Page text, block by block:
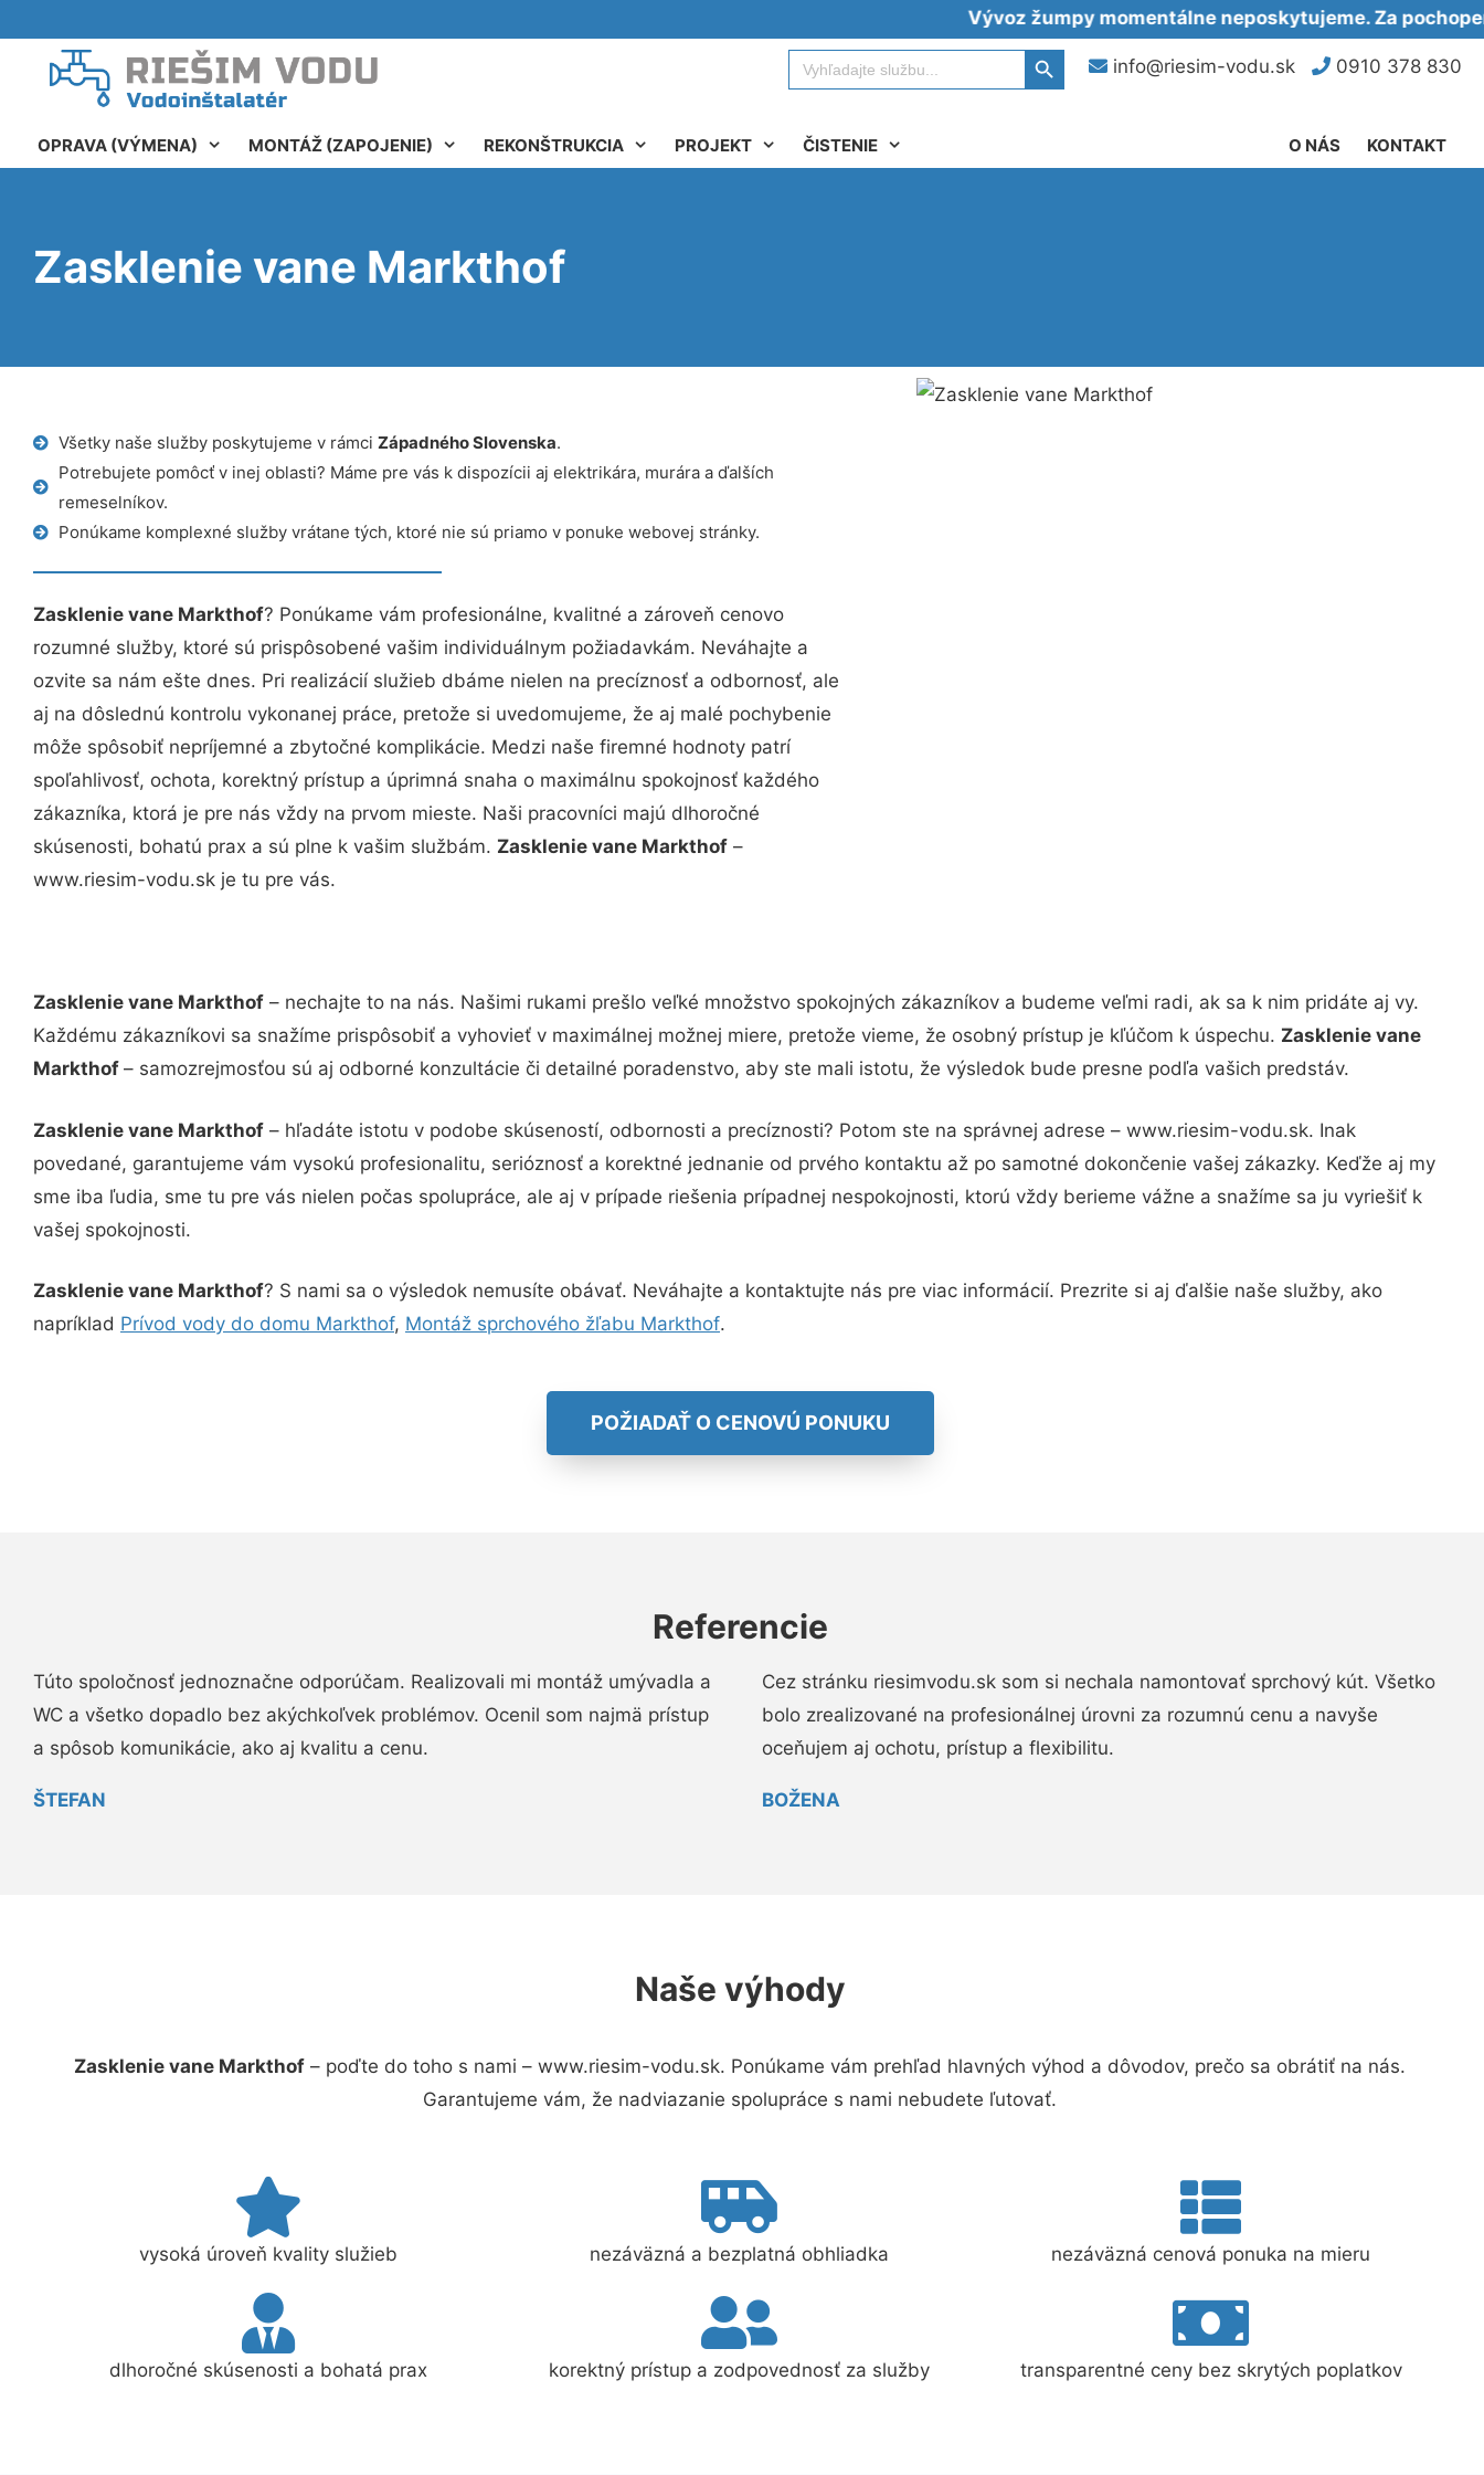
Vývoz žumpy momentálne neposkytujeme. Za pochopenie
info@riesim-vodu.sk 0910 378 830
Search
for:
Search Button
OPRAVA (VÝMENA) MONTÁŽ (ZAPOJENIE) REKONŠTRUKCIA PROJEKT ČISTENIE KONTAKT
O NÁS
Zasklenie vane Markthof
Všetky naše služby poskytujeme v rámci Západného Slovenska.
Potrebujete pomôcť v inej oblasti? Máme pre vás k dispozícii aj elektrikára, murára a ďalších
remeselníkov.
Ponúkame komplexné služby vrátane tých, ktoré nie sú priamo v ponuke webovej stránky.
Zasklenie vane Markthof? Ponúkame vám profesionálne, kvalitné a zároveň cenovo
rozumné služby, ktoré sú prispôsobené vašim individuálnym požiadavkám. Neváhajte a
ozvite sa nám ešte dnes. Pri realizácií služieb dbáme nielen na precíznosť a odbornosť, ale
aj na dôslednú kontrolu vykonanej práce, pretože si uvedomujeme, že aj malé pochybenie
môže spôsobiť nepríjemné a zbytočné komplikácie. Medzi naše firemné hodnoty patrí
spoľahlivosť, ochota, korektný prístup a úprimná snaha o maximálnu spokojnosť každého
zákazníka, ktorá je pre nás vždy na prvom mieste. Naši pracovníci majú dlhoročné
skúsenosti, bohatú prax a sú plne k vašim službám. Zasklenie vane Markthof –
www.riesim-vodu.sk je tu pre vás.
Zasklenie vane Markthof – nechajte to na nás. Našimi rukami prešlo veľké množstvo spokojných zákazníkov a budeme veľmi radi, ak sa k nim pridáte aj vy.
Každému zákazníkovi sa snažíme prispôsobiť a vyhovieť v maximálnej možnej miere, pretože vieme, že osobný prístup je kľúčom k úspechu. Zasklenie vane
Markthof – samozrejmosťou sú aj odborné konzultácie či detailné poradenstvo, aby ste mali istotu, že výsledok bude presne podľa vašich predstáv.
Zasklenie vane Markthof – hľadáte istotu v podobe skúseností, odbornosti a precíznosti? Potom ste na správnej adrese – www.riesim-vodu.sk. Inak
povedané, garantujeme vám vysokú profesionalitu, serióznosť a korektné jednanie od prvého kontaktu až po samotné dokončenie vašej zákazky. Keďže aj my
sme iba ľudia, sme tu pre vás nielen počas spolupráce, ale aj v prípade riešenia prípadnej nespokojnosti, ktorú vždy berieme vážne a snažíme sa ju vyriešiť k
vašej spokojnosti.
Zasklenie vane Markthof? S nami sa o výsledok nemusíte obávať. Neváhajte a kontaktujte nás pre viac informácií. Prezrite si aj ďalšie naše služby, ako
napríklad Prívod vody do domu Markthof, Montáž sprchového žľabu Markthof.
POŽIADAŤ O CENOVÚ PONUKU
Referencie
Túto spoločnosť jednoznačne odporúčam. Realizovali mi montáž umývadla a
WC a všetko dopadlo bez akýchkoľvek problémov. Ocenil som najmä prístup
a spôsob komunikácie, ako aj kvalitu a cenu.
ŠTEFAN
Cez stránku riesimvodu.sk som si nechala namontovať sprchový kút. Všetko
bolo zrealizované na profesionálnej úrovni za rozumnú cenu a navyše
oceňujem aj ochotu, prístup a flexibilitu.
BOŽENA
Naše výhody
Zasklenie vane Markthof – poďte do toho s nami – www.riesim-vodu.sk. Ponúkame vám prehľad hlavných výhod a dôvodov, prečo sa obrátiť na nás.
Garantujeme vám, že nadviazanie spolupráce s nami nebudete ľutovať.
vysoká úroveň kvality služieb nezáväzná a bezplatná obhliadka nezáväzná cenová ponuka na mieru
dlhoročné skúsenosti a bohatá prax korektný prístup a zodpovednosť za služby transparentné ceny bez skrytých poplatkov